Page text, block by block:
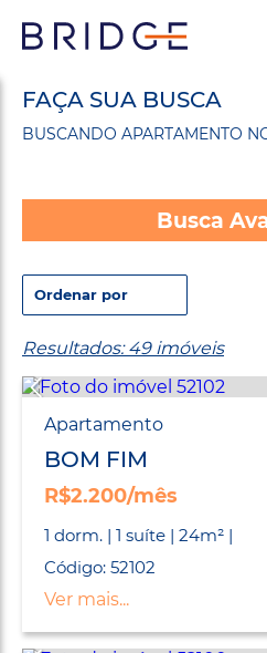
FAÇA SUA BUSCA
BUSCANDO APARTAMENTO
Busca
Resultados: 49 imóveis
Apartamento
BOM FIM
R$2.200/mês
1 dorm. | 1 suíte | 24m² |
Código: 52102
Ver mais...